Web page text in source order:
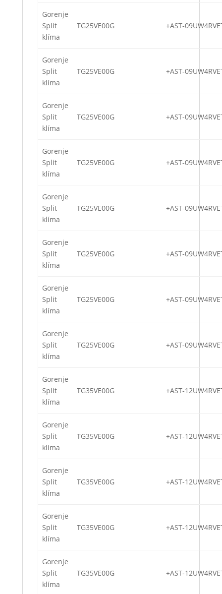
Gorenje
Split
klíma
TG25VE00G +AST-
Gorenje
Split
klíma
TG25VE00G +AST-
Gorenje
Split
klíma
TG25VE00G +AST-
Gorenje
Split
klíma
TG25VE00G +AST-
Gorenje
Split
klíma
TG25VE00G +AST-
Gorenje
Split
klíma
TG25VE00G +AST-
Gorenje
Split
klíma
TG25VE00G +AST-
Gorenje
Split
klíma
TG25VE00G +AST-
Gorenje
Split
klíma
TG35VE00G +AST-
Gorenje
Split
klíma
TG35VE00G +AST-
Gorenje
Split
klíma
TG35VE00G +AST-
Gorenje
Split
klíma
TG35VE00G +AST-
Gorenje
Split
klíma
TG35VE00G +AST-